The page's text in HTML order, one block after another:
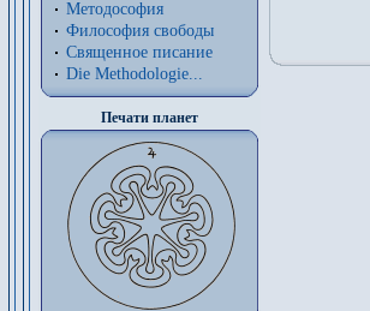
Методософия
Философия cвободы
Священное писание
Die Methodologie...
Печати планет